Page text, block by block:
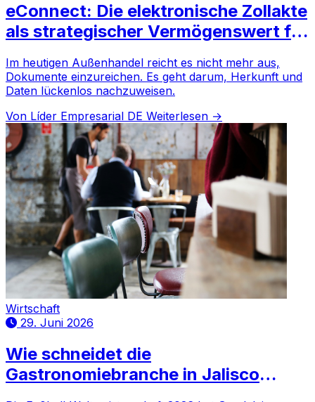
eConnect: Die elektronische Zollakte
als strategischer Vermögenswert für
Im heutigen Außenhandel reicht es nicht mehr aus,
Dokumente einzureichen. Es geht darum, Herkunft und
Daten lückenlos nachzuweisen.
Von Líder Empresarial DE Weiterlesen →
Wirtschaft
29. Juni 2026
Wie schneidet die
Gastronomiebranche in Jalisco